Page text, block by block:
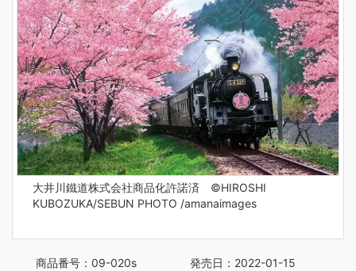
大井川鐵道株式会社商品化許諾済 ©HIROSHI
KUBOZUKA/SEBUN PHOTO /amanaimages
商品番号：09-020s 発売日：2022-01-15